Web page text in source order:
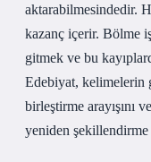
aktarabilmesindedir.
kazanç içerir. Bölme
gitmek ve bu
Edebiyat, kelimelerin
birleştirme arayışını
yeniden